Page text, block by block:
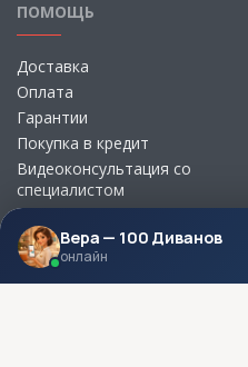
ПОМОЩЬ
Доставка
Оплата
Гарантии
Покупка в кредит
Видеоконсультация со
специалистом
Выбор ткани для мебели без
визита в магазин
МЫ В СОЦСЕТЯХ
Вера — 100 Диванов
онлайн